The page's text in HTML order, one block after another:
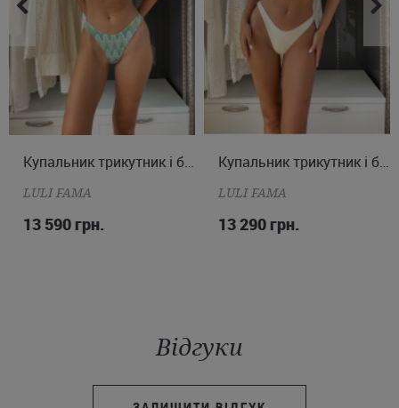
XS S M L Купальник трикутник і бразиліана
LULI FAMA
13 590 грн.
XS S M Купальник трикутник і бразиліана
LULI FAMA
13 290 грн.
Відгуки